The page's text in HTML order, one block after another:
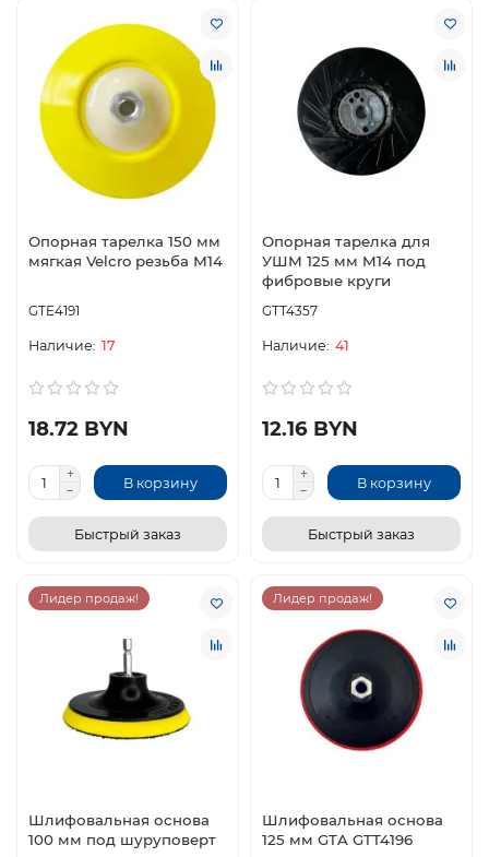
Опорная тарелка 150 мм
мягкая Velcro резьба М14
GTE4191
17
18.72 BYN
В корзину
Быстрый заказ
Опорная тарелка для
УШМ 125 мм M14 под
фибровые круги
GTT4357
41
12.16 BYN
В корзину
Быстрый заказ
Лидер продаж!
Шлифовальная основа
100 мм под шуруповерт
Лидер продаж!
Шлифовальная основа
125 мм GTA GTT4196